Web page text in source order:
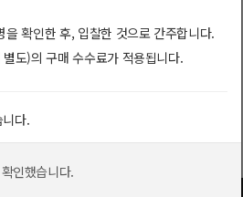
을 확인한 후, 입찰한 것으로 간주합니다.
도)의 구매 수수료가 적용됩니다.
다.
확인했습니다.